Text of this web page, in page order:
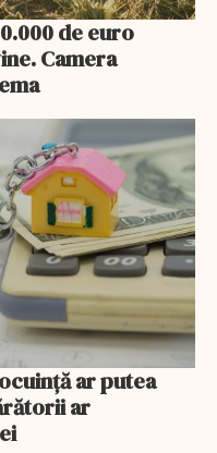
de euro
Camera
ar putea
ar